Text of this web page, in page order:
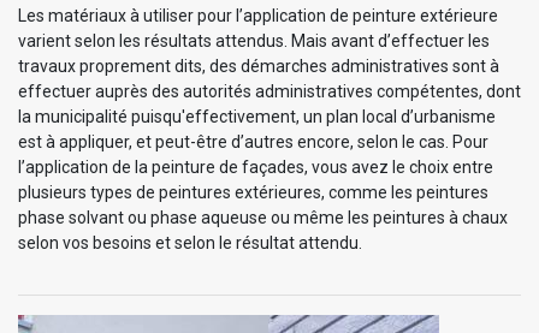
Les matériaux à utiliser pour l’application de peinture extérieure
varient selon les résultats attendus. Mais avant d’effectuer les
travaux proprement dits, des démarches administratives sont à
effectuer auprès des autorités administratives compétentes, dont
la municipalité puisqu'effectivement, un plan local d’urbanisme
est à appliquer, et peut-être d’autres encore, selon le cas. Pour
l’application de la peinture de façades, vous avez le choix entre
plusieurs types de peintures extérieures, comme les peintures
phase solvant ou phase aqueuse ou même les peintures à chaux
selon vos besoins et selon le résultat attendu.